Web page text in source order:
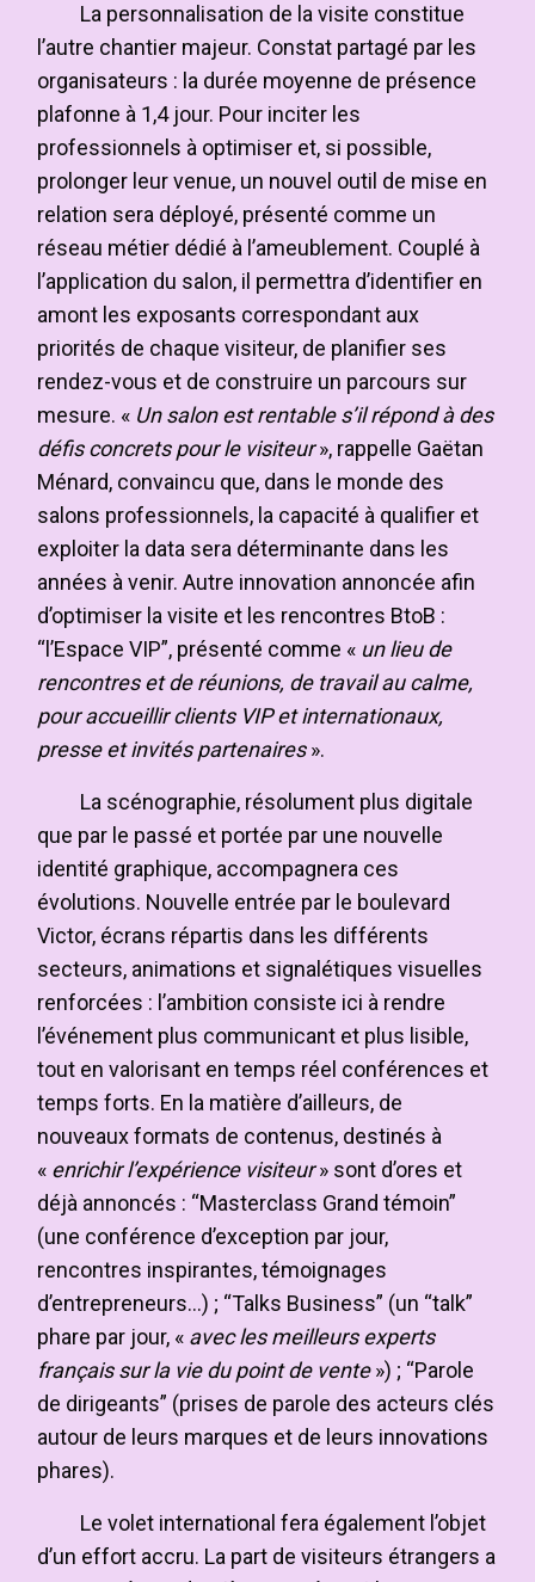
La personnalisation de la visite constitue
l’autre chantier majeur. Constat partagé par les
organisateurs : la durée moyenne de présence
plafonne à 1,4 jour. Pour inciter les
professionnels à optimiser et, si possible,
prolonger leur venue, un nouvel outil de mise en
relation sera déployé, présenté comme un
réseau métier dédié à l’ameublement. Couplé à
l’application du salon, il permettra d’identifier en
amont les exposants correspondant aux
priorités de chaque visiteur, de planifier ses
rendez-vous et de construire un parcours sur
mesure. « Un salon est rentable s’il répond à des
défis concrets pour le visiteur», rappelle Gaëtan
Ménard, convaincu que, dans le monde des
salons professionnels, la capacité à qualifier et
exploiter la data sera déterminante dans les
années à venir. Autre innovation annoncée afin
d’optimiser la visite et les rencontres BtoB :
“l’Espace VIP”, présenté comme « un lieu de
rencontres et de réunions, de travail au calme,
pour accueillir clients VIP et internationaux,
presse et invités partenaires».
La scénographie, résolument plus digitale
que par le passé et portée par une nouvelle
identité graphique, accompagnera ces
évolutions. Nouvelle entrée par le boulevard
Victor, écrans répartis dans les différents
secteurs, animations et signalétiques visuelles
renforcées : l’ambition consiste ici à rendre
l’événement plus communicant et plus lisible,
tout en valorisant en temps réel conférences et
temps forts. En la matière d’ailleurs, de
nouveaux formats de contenus, destinés à
« enrichir l’expérience visiteur» sont d’ores et
déjà annoncés : “Masterclass Grand témoin”
(une conférence d’exception par jour,
rencontres inspirantes, témoignages
d’entrepreneurs…) ; “Talks Business” (un “talk”
phare par jour, « avec les meilleurs experts
français sur la vie du point de vente») ; “Parole
de dirigeants” (prises de parole des acteurs clés
autour de leurs marques et de leurs innovations
phares).
Le volet international fera également l’objet
d’un effort accru. La part de visiteurs étrangers a